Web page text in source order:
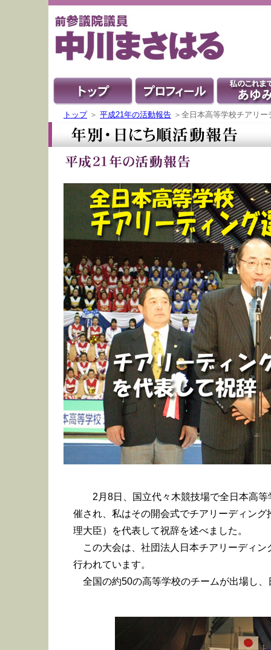
トップ＞ 平成21年の活動報告 ＞全日本高等学校チアリ
2月8日、国立代々木競技場で全日本高等
催され、私はその開会式でチアリーディン
理大臣）を代表して祝辞を述べました。
この大会は、社団法人日本チアリーディン
行われています。
全国の約50の高等学校のチームが出場し